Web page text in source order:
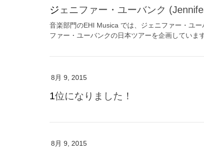
ジェニファー・ユーバンク
音楽部門のEHI Musica では、ジェニファー・ユ
ファー・ユーバンクの日本ツアーを企画していま
8月 9, 2015
1位になりました！
8月 9, 2015